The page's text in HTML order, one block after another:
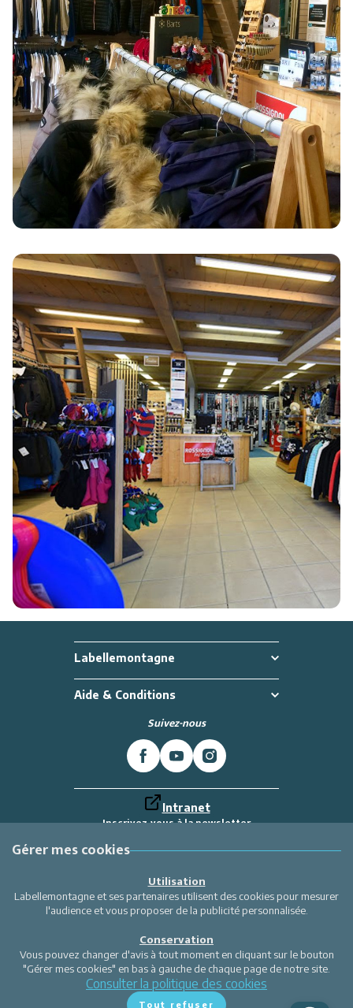
Labellemontagne
Aide & Conditions
Suivez-nous
Intranet
Inscrivez-vous à la newsletter
Labellemontagne
Gérer mes cookies
Utilisation
Labellemontagne et ses partenaires utilisent des cookies pour mesurer
l'audience et vous proposer de la publicité personnalisée.
Conservation
Vous pouvez changer d'avis à tout moment en cliquant sur le bouton
"Gérer mes cookies" en bas à gauche de chaque page de notre site.
Consulter la politique des cookies
Tout refuser